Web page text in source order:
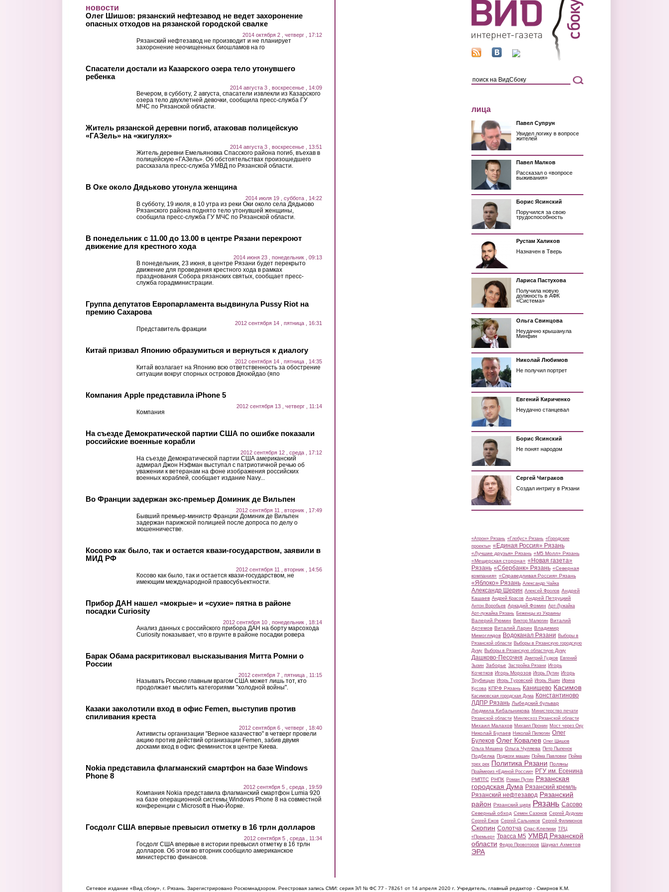
новости
Олег Шишов: рязанский нефтезавод не ведет захоронение
опасных отходов на рязанской городской свалке
2014 октября 2 , четверг , 17:12
Рязанский нефтезавод не производит и не планирует
захоронение неочищенных биошламов на го
Спасатели достали из Казарского озера тело утонувшего
ребенка
2014 августа 3 , воскресенье , 14:09
Вечером, в субботу, 2 августа, спасатели извлекли из Казарского
озера тело двухлетней девочки, сообщила пресс-служба ГУ
МЧС по Рязанской области.
Житель рязанской деревни погиб, атаковав полицейскую
«ГАЗель» на «жигулях»
2014 августа 3 , воскресенье , 13:51
Житель деревни Емельяновка Спасского района погиб, въехав в
полицейскую «ГАЗель». Об обстоятельствах произошедшего
рассказала пресс-служба УМВД по Рязанской области.
В Оке около Дядьково утонула женщина
2014 июля 19 , суббота , 14:22
В субботу, 19 июля, в 10 утра из реки Оки около села Дядьково
Рязанского района поднято тело утонувшей женщины,
сообщила пресс-служба ГУ МЧС по Рязанской области.
В понедельник с 11.00 до 13.00 в центре Рязани перекроют
движение для крестного хода
2014 июня 23 , понедельник , 09:13
В понедельник, 23 июня, в центре Рязани будет перекрыто
движение для проведения крестного хода в рамках
празднования Собора рязанских святых, сообщает пресс-
служба горадминистрации.
Группа депутатов Европарламента выдвинула Pussy Riot на
премию Сахарова
2012 сентября 14 , пятница , 16:31
Представитель фракции
Китай призвал Японию образумиться и вернуться к диалогу
2012 сентября 14 , пятница , 14:35
Китай возлагает на Японию всю ответственность за обострение
ситуации вокруг спорных островов Дяоюйдао (япо
Компания Apple представила iPhone 5
2012 сентября 13 , четверг , 11:14
Компания
На съезде Демократической партии США по ошибке показали
российские военные корабли
2012 сентября 12 , среда , 17:12
На съезде Демократической партии США американский
адмирал Джон Нэфман выступал с патриотичной речью об
уважении к ветеранам на фоне изображения российских
военных кораблей, сообщает издание Navy...
Во Франции задержан экс-премьер Доминик де Вильпен
2012 сентября 11 , вторник , 17:49
Бывший премьер-министр Франции Доминик де Вильпен
задержан парижской полицией после допроса по делу о
мошенничестве.
Косово как было, так и остается квази-государством, заявили в
МИД РФ
2012 сентября 11 , вторник , 14:56
Косово как было, так и остается квази-государством, не
имеющим международной правосубъектности.
Прибор ДАН нашел «мокрые» и «сухие» пятна в районе
посадки Curiosity
2012 сентября 10 , понедельник , 18:14
Анализ данных с российского прибора ДАН на борту марсохода
Curiosity показывает, что в грунте в районе посадки ровера
Барак Обама раскритиковал высказывания Митта Ромни о
России
2012 сентября 7 , пятница , 11:15
Называть Россию главным врагом США может лишь тот, кто
продолжает мыслить категориями "холодной войны".
Казаки заколотили вход в офис Femen, выступив против
спиливания креста
2012 сентября 6 , четверг , 18:40
Активисты организации "Верное казачество" в четверг провели
акцию против действий организации Femen, забив двумя
досками вход в офис феминисток в центре Киева.
Nokia представила флагманский смартфон на базе Windows
Phone 8
2012 сентября 5 , среда , 19:59
Компания Nokia представила флагманский смартфон Lumia 920
на базе операционной системы Windows Phone 8 на совместной
конференции с Microsoft в Нью-Йорке.
Госдолг США впервые превысил отметку в 16 трлн долларов
2012 сентября 5 , среда , 11:34
Госдолг США впервые в истории превысил отметку в 16 трлн
долларов. Об этом во вторник сообщило американское
министерство финансов.
лица
Павел Супрун
Увидел логику в вопросе
жителей
Павел Малков
Рассказал о «вопросе
выживания»
Борис Ясинский
Поручился за свою
трудоспособность
Рустам Халиков
Назначен в Тверь
Лариса Пастухова
Получила новую
должность в АФК
«Система»
Ольга Свинцова
Неудачно крышанула
Минфин
Николай Любимов
Не получил портрет
Евгений Кириченко
Неудачно станцевал
Борис Ясинский
Не понят народом
Сергей Чиграков
Создал интригу в Рязани
«Атрон» Рязань «Глобус» Рязань «Городские
проекты» «Единая Россия» Рязань
«Лучшие друзья» Рязань «М5 Молл» Рязань
«Мещерская сторона» «Новая газета»
Рязань «Сбербанк» Рязань «Северная
компания» «Справедливая Россия» Рязань
«Яблоко» Рязань Александр Чайка
Александр Шерин Алексей Фролов Андрей
Кашаев Андрей Красов Андрей Петруцкий
Антон Воробьев Аркадий Фомин Арт-Лужайка
Арт-лужайка Рязань Беженцы из Украины
Валерий Рюмин Виктор Малюгин Виталий
Артемов Виталий Ларин Владимир
Мимоглядов Водоканал Рязани Выборы в
Рязанской области Выборы в Рязанскую городскую
Думу Выборы в Рязанскую областную Думу
Дашково-Песочня Дмитрий Гудков Евгений
Зызин Заборье Застройка Рязани Игорь
Кочетков Игорь Морозов Игорь Путин Игорь
Трубицын Игорь Туровский Игорь Яшин Ирина
Кусова КПРФ Рязань Канищево Касимов
Касимовская городская Дума Константиново
ЛДПР Рязань Лыбедский бульвар
Людмила Кибальникова Министерство печати
Рязанской области Минлесхоз Рязанской области
Михаил Малахов Михаил Пронин Мост через Оку
Николай Булаев Николай Пилюгин Олег
Булеков Олег Ковалев Олег Шишов
Ольга Мишина Ольга Чуляева Петр Пыленок
Подбелка Поджоги машин Пойма Павловки Пойма
трех рек Политика Рязани Поляны
Праймериз «Единой России» РГУ им. Есенина
РМПТС РНПК Роман Путин Рязанская
городская Дума Рязанский кремль
Рязанский нефтезавод Рязанский
район Рязанский цирк Рязань Сасово
Северный обход Семен Сазонов Сергей Дудукин
Сергей Ежов Сергей Сальников Сергей Филимонов
Скопин Солотча Спас-Клепики ТРЦ
«Премьер» Трасса М5 УМВД Рязанской
области Федор Провоторов Шаукат Ахметов
ЭРА
Сетевое издание «Вид сбоку», г. Рязань. Зарегистрировано Роскомнадзором. Реестровая запись СМИ: серия ЭЛ № ФС 77 - 78261 от 14 апреля 2020 г. Учредитель, главный редактор - Смирнов К.М.